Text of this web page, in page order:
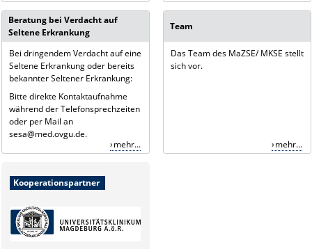
Beratung bei Verdacht auf
Seltene Erkrankung
Bei dringendem Verdacht auf eine
Seltene Erkrankung oder bereits
bekannter Seltener Erkrankung:
Bitte direkte Kontaktaufnahme
während der Telefonsprechzeiten
oder per Mail an
sesa@med.ovgu.de.
mehr...
Team
Das Team des MaZSE/ MKSE stellt
sich vor.
mehr...
Kooperationspartner